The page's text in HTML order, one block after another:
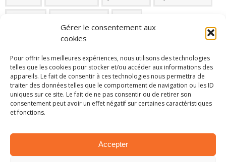
Gérer le consentement aux
cookies
Pour offrir les meilleures expériences, nous utilisons des technologies
telles que les cookies pour stocker et/ou accéder aux informations des
appareils. Le fait de consentir à ces technologies nous permettra de
traiter des données telles que le comportement de navigation ou les ID
uniques sur ce site. Le fait de ne pas consentir ou de retirer son
consentement peut avoir un effet négatif sur certaines caractéristiques
et fonctions.
Accepter
Rally van Haspengouw
PARTAGER SUR:
Tweet
ARTICLES SIMILAIRES